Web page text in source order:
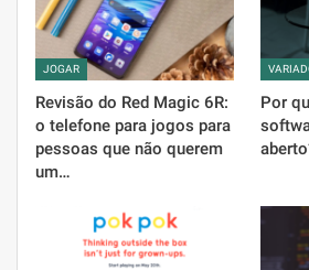
JOGAR
Revisão do Red Magic 6R:
o telefone para jogos para
pessoas que não querem
um…
Por